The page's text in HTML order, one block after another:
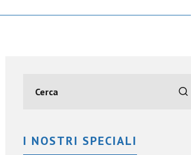
I NOSTRI SPECIALI